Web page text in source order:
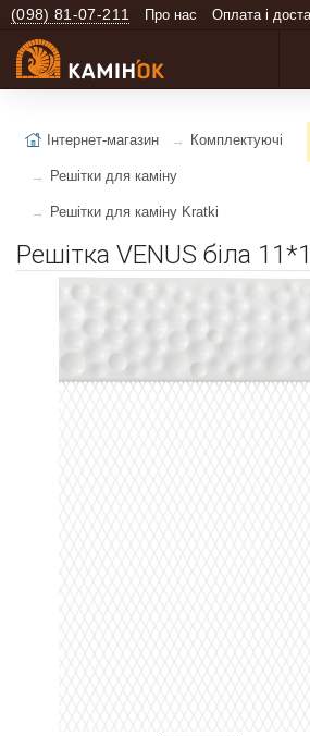
(098) 81-07-211 Про нас Оплата і
Інтернет-магазин Комплектуючі
Решітки для каміну
Решітки для каміну Kratki
Решітка VENUS біла